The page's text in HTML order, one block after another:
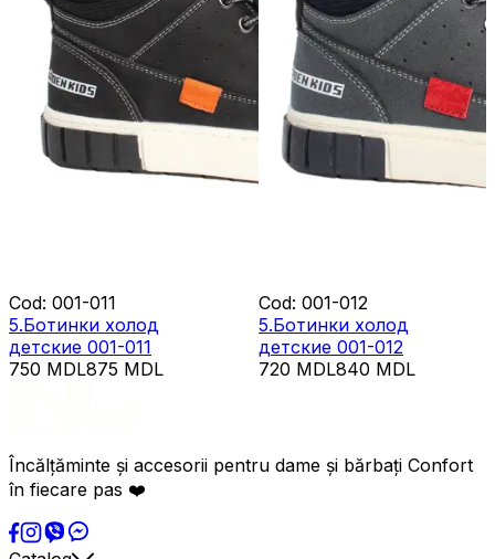
Cod: 001-011
5.Ботинки холод
детские 001-011
750 MDL875 MDL
Cod: 001-012
5.Ботинки холод
детские 001-012
720 MDL840 MDL
Încălțăminte și accesorii pentru dame și bărbați Confort
în fiecare pas ❤️